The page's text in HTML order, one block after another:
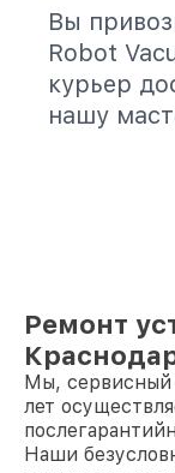
Вы
Robot
курьер
нашу
Ремонт
Мы, сервисный
лет
Наши